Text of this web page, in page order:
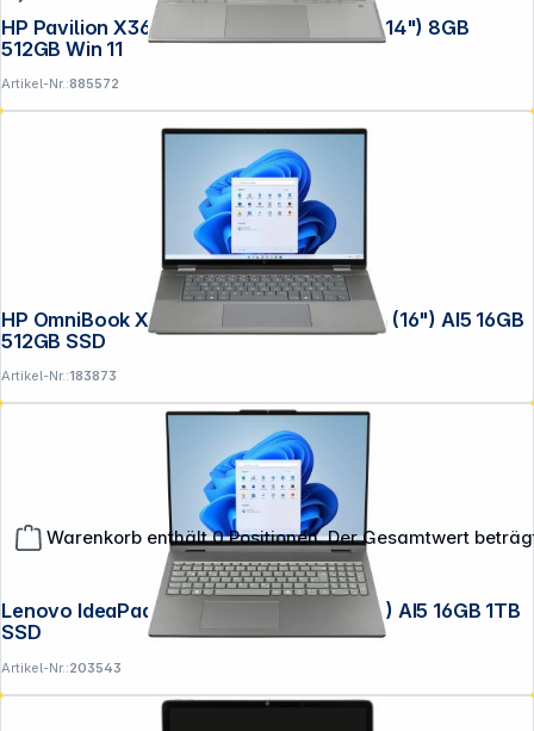
Warenkorb enthält 0 Positionen. Der Gesamtwert
HP Pavilion X360 14-ek1652ng 35,60cm (14") 8GB
512GB Win 11
Artikel-Nr.:885572
HP OmniBook X Flip 16-ar0655ng 40,6cm (16") AI5 16GB
512GB SSD
Artikel-Nr.:183873
Lenovo IdeaPad 5 16AKP10 40,64cm (16") AI5 16GB 1TB
SSD
Artikel-Nr.:203543
**EVP = Empfohlener Verkaufspreis des Herstellers /
Lieferanten zzgl. 19% Mwst.
Alle Preise exkl. gesetzl. Mehrwertsteuer zzgl.
Versandkosten